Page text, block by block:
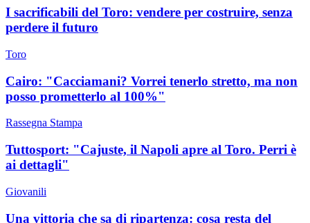
I sacrificabili del Toro: vendere per costruire, senza
perdere il futuro
Toro
Cairo: "Cacciamani? Vorrei tenerlo stretto, ma non
posso prometterlo al 100%"
Rassegna Stampa
Tuttosport: "Cajuste, il Napoli apre al Toro. Perri è
ai dettagli"
Giovanili
Una vittoria che sa di ripartenza: cosa resta del